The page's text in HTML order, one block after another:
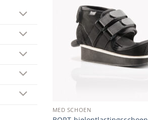
MED SCHOEN